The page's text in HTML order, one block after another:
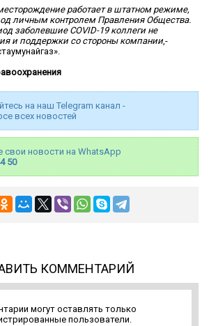
работает в штатном режиме,
личным контролем Правления Общества.
заболевшие COVID-19 коллеги не
и поддержки со стороны компании,-
на наш Telegram канал -
всех новостей
свои новости на WhatsApp
50
КОММЕНТАРИЙ
могут оставлять только
пользователи.